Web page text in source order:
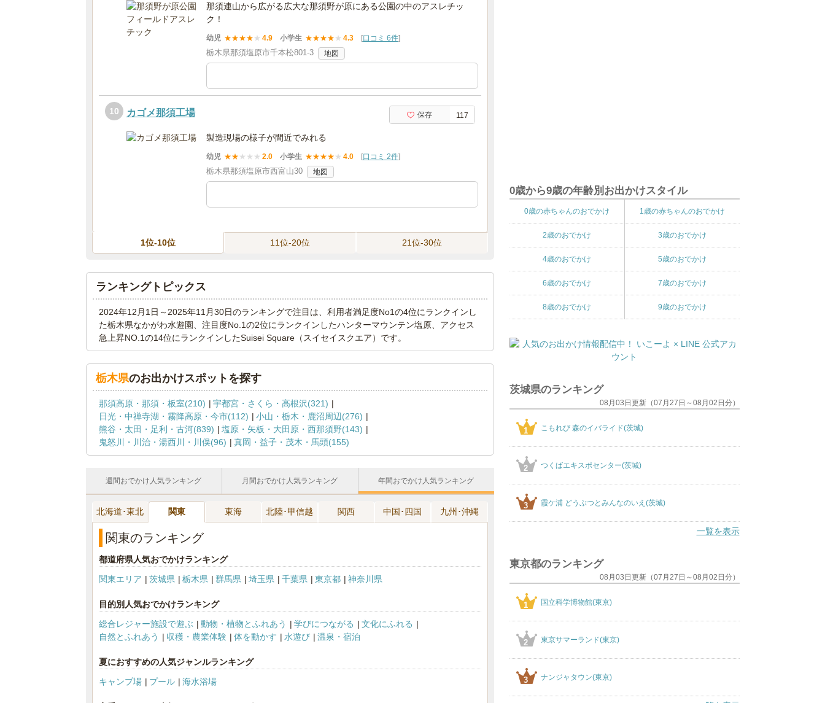
那須連山から広がる広大な那須野が原にある公園の中のアスレチッ
ク！
幼児 ★★★★ ★ 4.9 小学生 ★★★★ ★ 4.3 [口コミ 6件]
栃木県那須塩原市千本松801-3 地図
10 カゴメ那須工場 保存 117
製造現場の様子が間近でみれる
幼児 ★★ ★ ★ ★ 2.0 小学生 ★★★★ ★ 4.0 [口コミ 2件]
栃木県那須塩原市西富山30 地図
1位-10位 11位-20位 21位-30位
ランキングトピックス
2024年12月1日～2025年11月30日のランキングで注目は、利用者満足度No1の4位にランクインし
た栃木県なかがわ水遊園、注目度No.1の2位にランクインしたハンターマウンテン塩原、アクセス
急上昇NO.1の14位にランクインしたSuisei Square（スイセイスクエア）です。
栃木県のお出かけスポットを探す
那須高原・那須・板室(210)
宇都宮・さくら・高根沢(321)
日光・中禅寺湖・霧降高原・今市(112)
小山・栃木・鹿沼周辺(276)
熊谷・太田・足利・古河(839)
塩原・矢板・大田原・西那須野(143)
鬼怒川・川治・湯西川・川俣(96)
真岡・益子・茂木・馬頭(155)
週間おでかけ人気ランキング 月間おでかけ人気ランキング 年間おでかけ人気ランキング
北海道･東北 関東 東海 北陸･甲信越 関西 中国･四国 九州･沖縄
関東のランキング
都道府県人気おでかけランキング
関東エリア
茨城県 栃木県 群馬県 埼玉県 千葉県 東京都 神奈川県
目的別人気おでかけランキング
総合レジャー施設で遊ぶ
動物・植物とふれあう 学びにつながる
文化にふれる
自然とふれあう
収穫・農業体験 体を動かす 水遊び 温泉・宿泊
夏におすすめの人気ジャンルランキング
キャンプ場
プール 海水浴場
0歳から9歳の年齢別お出かけスタイル
0歳の赤ちゃんのおでかけ 1歳の赤ちゃんのおでかけ
2歳のおでかけ 3歳のおでかけ
4歳のおでかけ 5歳のおでかけ
6歳のおでかけ 7歳のおでかけ
8歳のおでかけ 9歳のおでかけ
茨城県のランキング
08月03日更新（07月27日～08月02日分）
1 こもれび 森のイバライド(茨城)
2 つくばエキスポセンター(茨城)
3 霞ケ浦 どうぶつとみんなのいえ(茨城)
一覧を表示
東京都のランキング
08月03日更新（07月27日～08月02日分）
1 国立科学博物館(東京)
2 東京サマーランド(東京)
3 ナンジャタウン(東京)